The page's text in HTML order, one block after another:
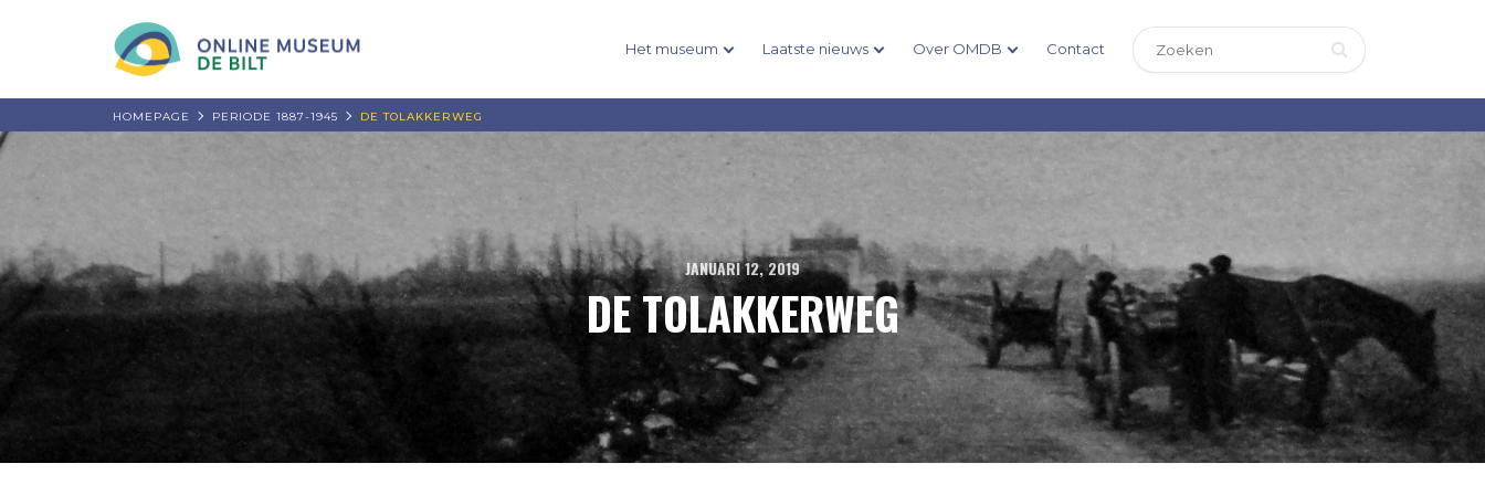
Het museum Laatste nieuws Over OMDB Contact
HOMEPAGE PERIODE 1887-1945 DE TOLAKKERWEG
JANUARI 12, 2019
DE TOLAKKERWEG